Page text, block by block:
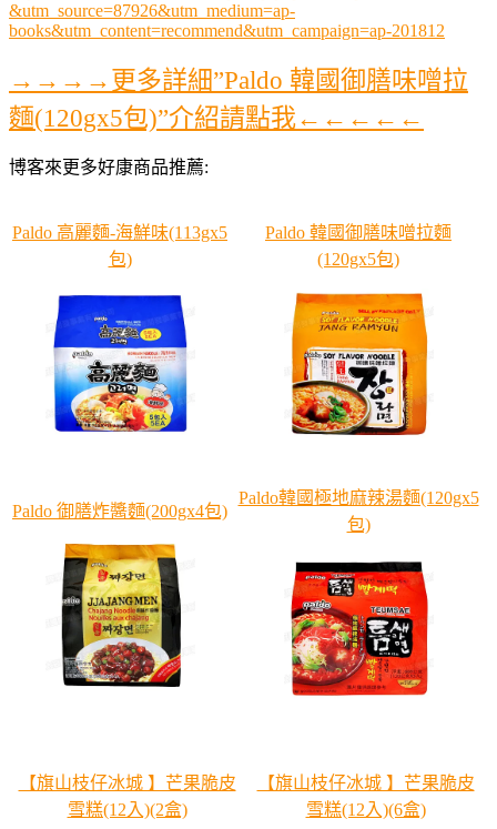
&utm_source=87926&utm_medium=ap-
books&utm_content=recommend&utm_campaign=ap-201812
→→→→更多詳細”Paldo 韓國御膳味噌拉
麵(120gx5包)”介紹請點我←←←←←
博客來更多好康商品推薦:
Paldo 高麗麵-海鮮味(113gx5
包)
Paldo 韓國御膳味噌拉麵
(120gx5包)
Paldo 御膳炸醬麵(200gx4包)
Paldo韓國極地麻辣湯麵(120gx5
包)
【旗山枝仔冰城 】芒果脆皮
雪糕(12入)(2盒)
【旗山枝仔冰城 】芒果脆皮
雪糕(12入)(6盒)